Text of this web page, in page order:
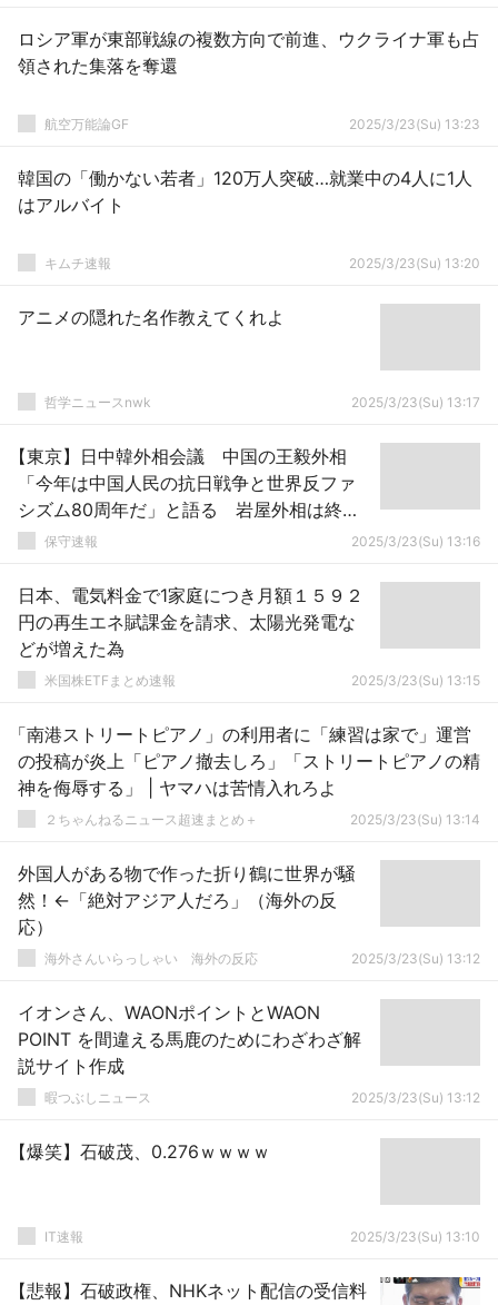
ロシア軍が東部戦線の複数方向で前進、ウクライナ軍も占
領された集落を奪還
航空万能論GF 2025/3/23(Su) 13:23
韓国の「働かない若者」120万人突破…就業中の4人に1人
はアルバイト
キムチ速報 2025/3/23(Su) 13:20
アニメの隠れた名作教えてくれよ
哲学ニュースnwk 2025/3/23(Su) 13:17
【東京】日中韓外相会議 中国の王毅外相
「今年は中国人民の抗日戦争と世界反ファ
シズム80周年だ」と語る 岩屋外相は終始
ニヤける
保守速報 2025/3/23(Su) 13:16
日本、電気料金で1家庭につき月額１５９２
円の再生エネ賦課金を請求、太陽光発電な
どが増えた為
米国株ETFまとめ速報 2025/3/23(Su) 13:15
「南港ストリートピアノ」の利用者に「練習は家で」運営
の投稿が炎上「ピアノ撤去しろ」「ストリートピアノの精
神を侮辱する」 | ヤマハは苦情入れろよ
２ちゃんねるニュース超速まとめ＋ 2025/3/23(Su) 13:14
外国人がある物で作った折り鶴に世界が騒
然！←「絶対アジア人だろ」（海外の反
応）
海外さんいらっしゃい 海外の反応 2025/3/23(Su) 13:12
イオンさん、WAONポイントとWAON
POINT を間違える馬鹿のためにわざわざ解
説サイト作成
暇つぶしニュース 2025/3/23(Su) 13:12
【爆笑】石破茂、0.276ｗｗｗｗ
IT速報 2025/3/23(Su) 13:10
【悲報】石破政権、NHKネット配信の受信料